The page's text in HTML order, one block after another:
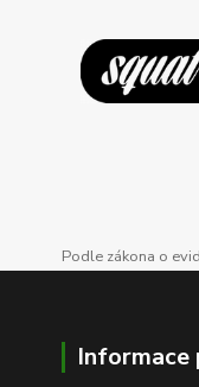
Podle zákona o
Informace